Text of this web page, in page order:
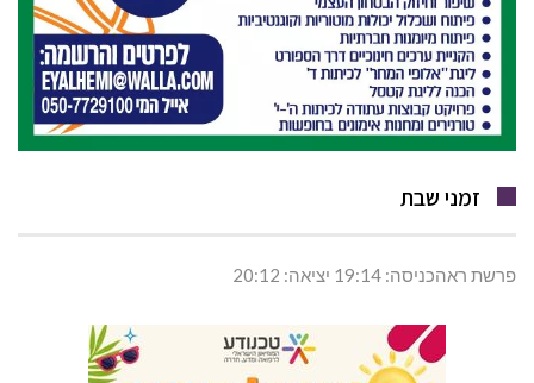
זמני שבת
פרשת ראהכניסה: 19:14 יציאה: 20:12